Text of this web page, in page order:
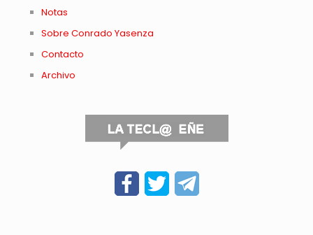
Notas
Sobre Conrado Yasenza
Contacto
Archivo